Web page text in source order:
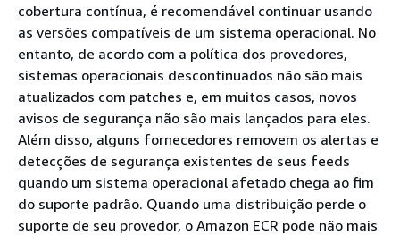
cobertura contínua, é recomendável continuar usando
as versões compatíveis de um sistema operacional. No
entanto, de acordo com a política dos provedores,
sistemas operacionais descontinuados não são mais
atualizados com patches e, em muitos casos, novos
avisos de segurança não são mais lançados para eles.
Além disso, alguns fornecedores removem os alertas e
detecções de segurança existentes de seus feeds
quando um sistema operacional afetado chega ao fim
do suporte padrão. Quando uma distribuição perde o
suporte de seu provedor, o Amazon ECR pode não mais